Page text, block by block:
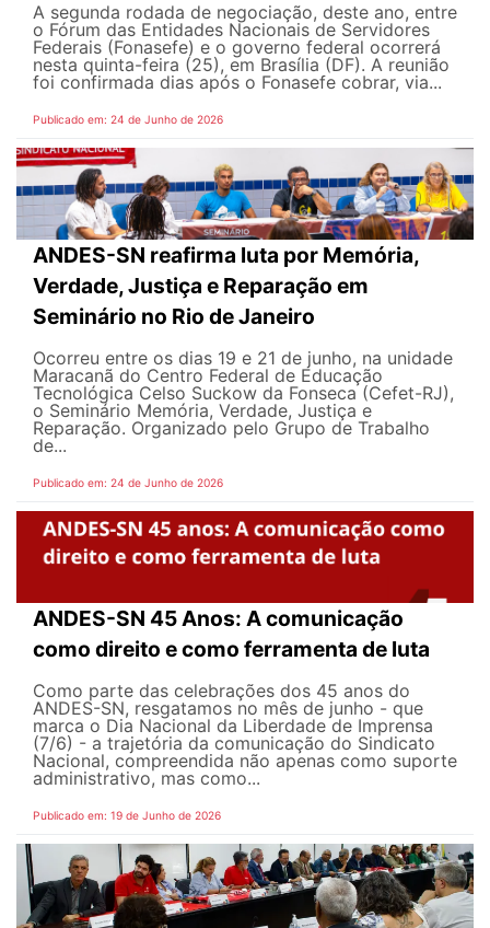
A segunda rodada de negociação, deste ano, entre
o Fórum das Entidades Nacionais de Servidores
Federais (Fonasefe) e o governo federal ocorrerá
nesta quinta-feira (25), em Brasília (DF). A reunião
foi confirmada dias após o Fonasefe cobrar, via...
Publicado em: 24 de Junho de 2026
ANDES-SN reafirma luta por Memória,
Verdade, Justiça e Reparação em
Seminário no Rio de Janeiro
Ocorreu entre os dias 19 e 21 de junho, na unidade
Maracanã do Centro Federal de Educação
Tecnológica Celso Suckow da Fonseca (Cefet-RJ),
o Seminário Memória, Verdade, Justiça e
Reparação. Organizado pelo Grupo de Trabalho
de...
Publicado em: 24 de Junho de 2026
ANDES-SN 45 Anos: A comunicação
como direito e como ferramenta de luta
Como parte das celebrações dos 45 anos do
ANDES-SN, resgatamos no mês de junho - que
marca o Dia Nacional da Liberdade de Imprensa
(7/6) - a trajetória da comunicação do Sindicato
Nacional, compreendida não apenas como suporte
administrativo, mas como...
Publicado em: 19 de Junho de 2026